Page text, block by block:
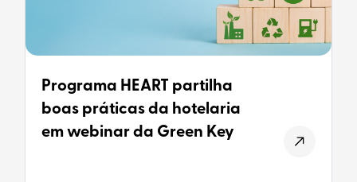
Programa HEART partilha
boas práticas da hotelaria
em webinar da Green Key